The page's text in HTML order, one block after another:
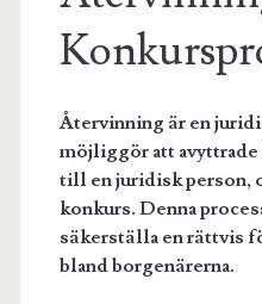
Återvinning är en
möjliggör att
till en juridisk person,
konkurs. Denna
säkerställa en rättvis
bland borgenärerna.